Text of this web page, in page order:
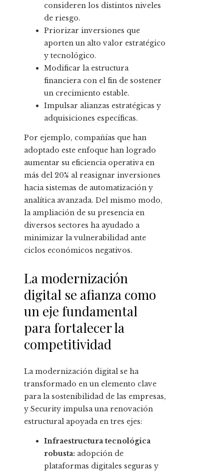
consideren los distintos niveles
de riesgo.
Priorizar inversiones que
aporten un alto valor estratégico
y tecnológico.
Modificar la estructura
financiera con el fin de sostener
un crecimiento estable.
Impulsar alianzas estratégicas y
adquisiciones específicas.
Por ejemplo, compañías que han
adoptado este enfoque han logrado
aumentar su eficiencia operativa en
más del 20% al reasignar inversiones
hacia sistemas de automatización y
analítica avanzada. Del mismo modo,
la ampliación de su presencia en
diversos sectores ha ayudado a
minimizar la vulnerabilidad ante
ciclos económicos negativos.
La modernización
digital se afianza como
un eje fundamental
para fortalecer la
competitividad
La modernización digital se ha
transformado en un elemento clave
para la sostenibilidad de las empresas,
y Security impulsa una renovación
estructural apoyada en tres ejes:
Infraestructura tecnológica
robusta: adopción de
plataformas digitales seguras y